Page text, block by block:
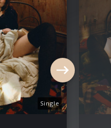
Single